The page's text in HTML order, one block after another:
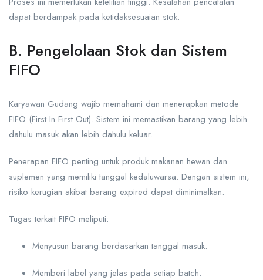
dapat berdampak pada ketidaksesuaian stok.
B. Pengelolaan Stok dan Sistem
FIFO
Karyawan Gudang wajib memahami dan menerapkan metode
FIFO (First In First Out). Sistem ini memastikan barang yang lebih
dahulu masuk akan lebih dahulu keluar.
Penerapan FIFO penting untuk produk makanan hewan dan
suplemen yang memiliki tanggal kedaluwarsa. Dengan sistem ini,
risiko kerugian akibat barang expired dapat diminimalkan.
Tugas terkait FIFO meliputi:
Menyusun barang berdasarkan tanggal masuk.
Memberi label yang jelas pada setiap batch.